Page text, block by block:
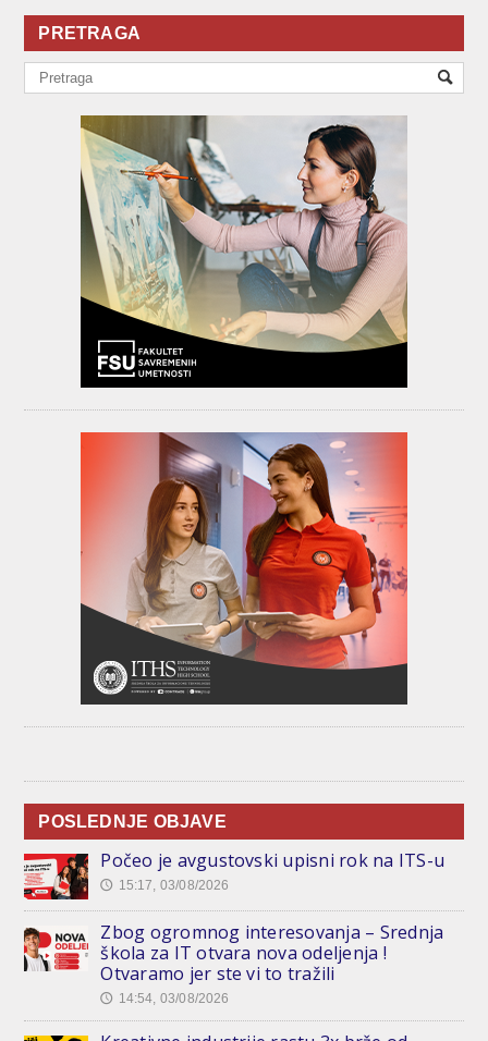
PRETRAGA
POSLEDNJE OBJAVE
Počeo je avgustovski upisni rok na ITS-u
🕔 15:17, 03/08/2026
Zbog ogromnog interesovanja – Srednja
škola za IT otvara nova odeljenja !
Otvaramo jer ste vi to tražili
🕔 14:54, 03/08/2026